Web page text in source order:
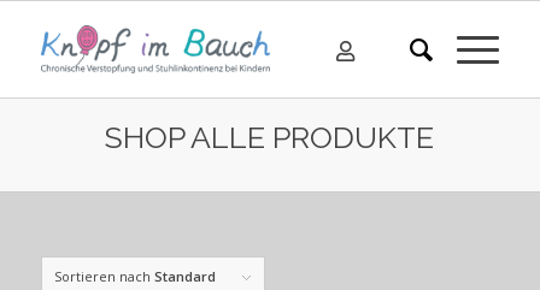
SHOP ALLE PRODUKTE
Sortieren nach Standard